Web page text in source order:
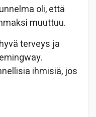
oli, että
muuttuu.
terveys ja
ihmisiä, jos